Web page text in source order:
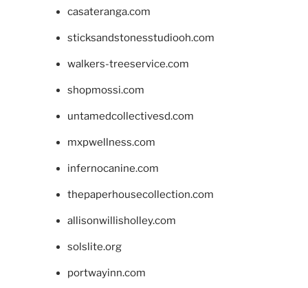
casateranga.com
sticksandstonesstudiooh.com
walkers-treeservice.com
shopmossi.com
untamedcollectivesd.com
mxpwellness.com
infernocanine.com
thepaperhousecollection.com
allisonwillisholley.com
solslite.org
portwayinn.com